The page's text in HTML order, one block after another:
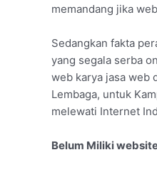
memandang jika
Sedangkan fakta
yang segala serba
web karya jasa web
Lembaga, untuk
melewati Internet
Belum Miliki